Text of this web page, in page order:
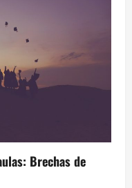
Brechas de